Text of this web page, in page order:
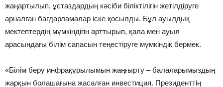
жаңартылып, ұстаздардың кәсіби біліктілігін жетілдіруге
арналған бағдарламалар іске қосылды. Бұл ауылдық
мектептердің мүмкіндігін арттырып, қала мен ауыл
арасындағы білім сапасын теңестіруге мүмкіндік бермек.
«Білім беру инфрақұрылымын жаңғырту – балаларымыздың
жарқын болашағына жасалған инвестиция. Президенттің